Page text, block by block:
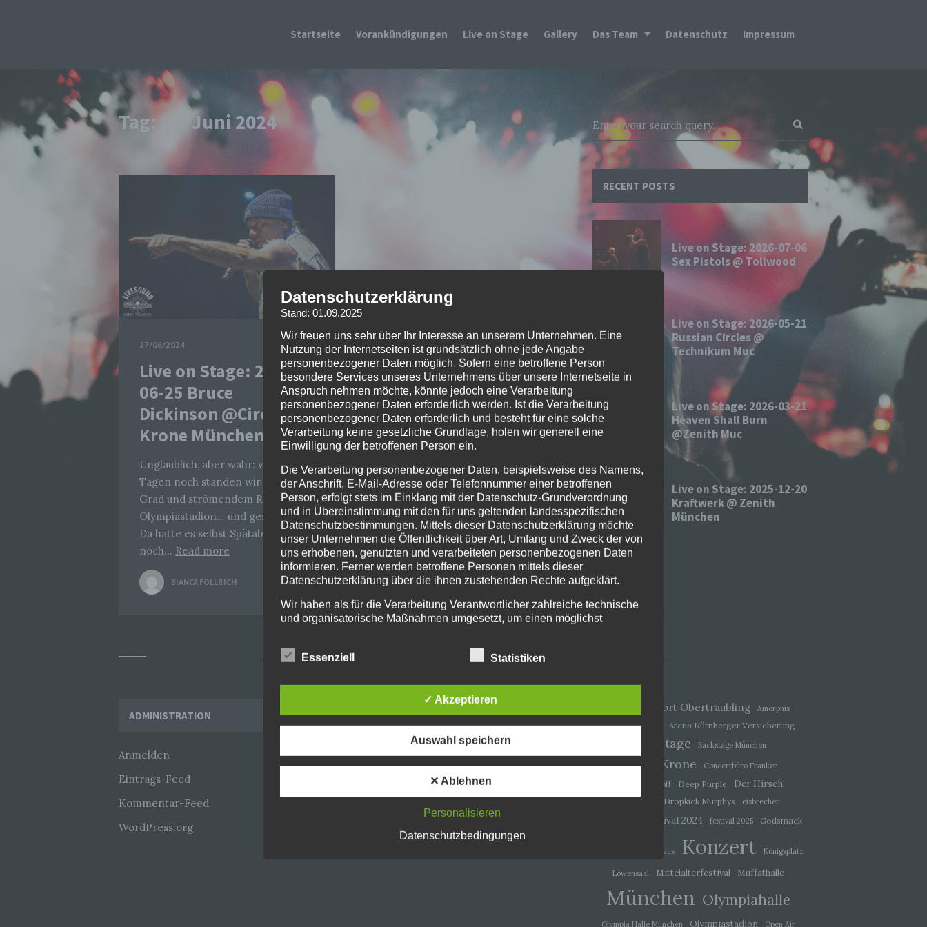
Startseite Vorankündigungen Live on Stage Gallery Das Team Datenschutz Impressum
Tag:27. Juni 2024
27/06/2024
Live on Stage: 2024-
06-25 Bruce
Dickinson @Circus
Krone München
Unglaublich, aber wahr: vor vier
Tagen noch standen wir bei 13
Grad und strömendem Regen im
Olympiastadion… und gestern??
Da hatte es selbst Spätabends
noch… Read more
BIANCA FOLLRICH 0
RECENT POSTS
Live on Stage: 2026-07-06
Sex Pistols @ Tollwood
Live on Stage: 2026-05-21
Russian Circles @
Technikum Muc
Live on Stage: 2026-03-21
Heaven Shall Burn
@Zenith Muc
Live on Stage: 2025-12-20
Kraftwerk @ Zenith
München
Widgets
ADMINISTRATION
Anmelden
Eintrags-Feed
Kommentar-Feed
WordPress.org
Airport Obertraubling
Amorphis
Andreas Gabalier
Arena Nürnberger Versicherung
Backstage Backstage München
Circus Krone
Concertbüro Franken
David Hasselhoff
Deep Purple Der Hirsch
Dropkick Murphys eisbrecher
festival 2024 festival 2025 Godsmack
Kesselhaus Konzert Königsplatz
Löwensaal Mittelalterfestival Muffathalle
München Olympiahalle
Olympia Halle München Olympiastadion Open Air
Datenschutzerklärung
Stand: 01.09.2025
Wir freuen uns sehr über Ihr Interesse an unserem Unternehmen. Eine
Nutzung der Internetseiten ist grundsätzlich ohne jede Angabe
personenbezogener Daten möglich. Sofern eine betroffene Person
besondere Services unseres Unternehmens über unsere Internetseite in
Anspruch nehmen möchte, könnte jedoch eine Verarbeitung
personenbezogener Daten erforderlich werden. Ist die Verarbeitung
personenbezogener Daten erforderlich und besteht für eine solche
Verarbeitung keine gesetzliche Grundlage, holen wir generell eine
Einwilligung der betroffenen Person ein.
Die Verarbeitung personenbezogener Daten, beispielsweise des Namens,
der Anschrift, E-Mail-Adresse oder Telefonnummer einer betroffenen
Person, erfolgt stets im Einklang mit der Datenschutz-Grundverordnung
und in Übereinstimmung mit den für uns geltenden landesspezifischen
Datenschutzbestimmungen. Mittels dieser Datenschutzerklärung möchte
unser Unternehmen die Öffentlichkeit über Art, Umfang und Zweck der von
uns erhobenen, genutzten und verarbeiteten personenbezogenen Daten
informieren. Ferner werden betroffene Personen mittels dieser
Datenschutzerklärung über die ihnen zustehenden Rechte aufgeklärt.
Wir haben als für die Verarbeitung Verantwortlicher zahlreiche technische
und organisatorische Maßnahmen umgesetzt, um einen möglichst
personenbezogenen Daten sicherzustellen. Dennoch können
Internetbasierte Datenübertragungen grundsätzlich Sicherheitslücken
Aus diesem Grund steht es jeder betroffenen Person frei,
personenbezogene Daten auch auf alternativen Wegen, beispielsweise
telefonisch, an uns zu übermitteln.
Die Datenschutzerklärung beruht auf den Begrifflichkeiten, die durch den
Europäischen Richtlinien- und Verordnungsgeber beim Erlass der Datenschutz-
Geschäftspartner einfach lesbar und verständlich sein. Um dies zu
Essenziell Statistiken
✓ Akzeptieren
Auswahl speichern
✕ Ablehnen
Personalisieren
Datenschutzbedingungen